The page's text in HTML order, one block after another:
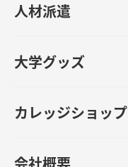
人材派遣
大学グッズ
カレッジショップ